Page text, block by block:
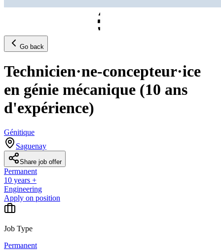
Go back
Technicien·ne-concepteur·ice
en génie mécanique (10 ans
d'expérience)
Génitique
Saguenay
Share job offer
Permanent
10 years +
Engineering
Apply on position
Job Type
Permanent